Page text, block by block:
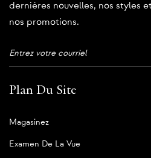
dernières nouvelles, nos styles
nos promotions.
Plan Du Site
Magasinez
Examen De La Vue